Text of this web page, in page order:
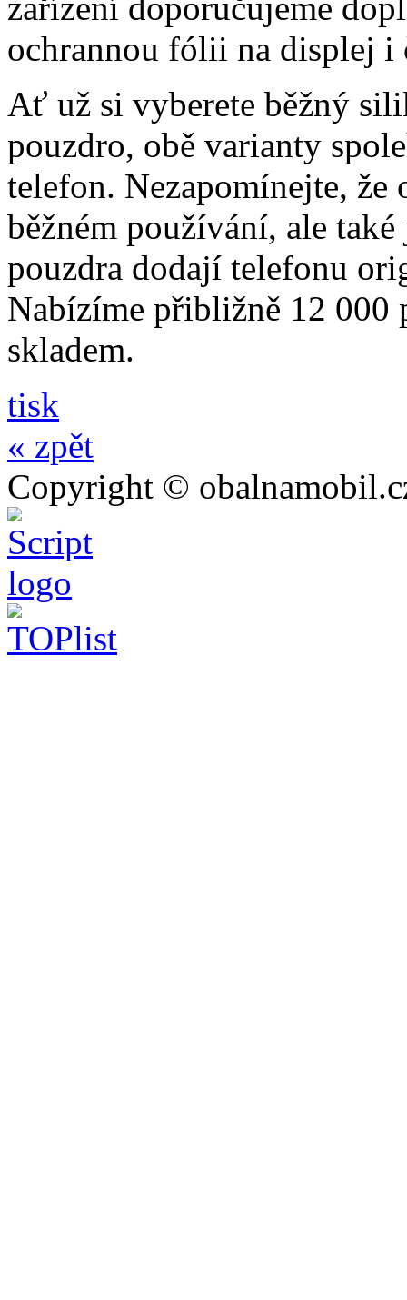
ochrannou fólii na displej i
Ať už si vyberete běžný
pouzdro, obě varianty
telefon. Nezapomínejte,
běžném používání, ale
pouzdra dodají telefonu
Nabízíme přibližně 12 000
skladem.
tisk
« zpět
Copyright ©